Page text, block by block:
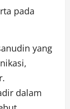
pada
yang
dalam